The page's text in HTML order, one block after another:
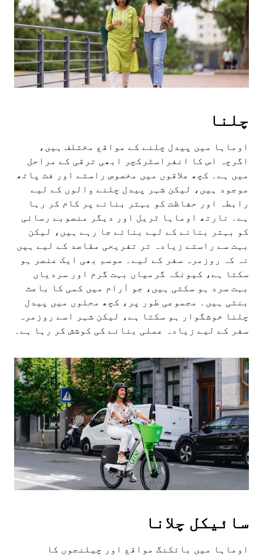
escape
button
to
close
the
calendar.
چلنا
اوماہا میں پیدل چلنے کے مواقع مختلف ہیں،
اگرچہ اس کا انفراسٹرکچر ابھی ترقی کے مراحل
میں ہے۔ کچھ علاقوں میں مخصوص راستے اور فٹ پاتھ
موجود ہیں، لیکن شہر پیدل چلنے والوں کے لیے
رابطہ اور حفاظت کو بہتر بنانے پر کام کر رہا
ہے۔ نارتھ اوماہا ٹریل اور دیگر منصوبے رسائی
کو بہتر بنانے کے لیے بنائے جا رہے ہیں، لیکن
بہت سے راستے زیادہ تر تفریحی مقاصد کے لیے ہیں
نہ کہ روزمرہ سفر کے لیے۔ موسم بھی ایک عنصر ہو
سکتا ہے، کیونکہ گرمیاں بہت گرم اور سردیاں
بہت سرد ہو سکتی ہیں، جو آرام میں کمی کا باعث
بنتی ہیں۔ مجموعی طور پر، کچھ محلوں میں پیدل
چلنا خوشگوار ہو سکتا ہے، لیکن شہر اسے روزمرہ
سفر کے لیے زیادہ عملی بنانے کی کوشش کر رہا ہے۔
سائیکل چلانا
اوماہا میں بائکنگ مواقع اور چیلنجوں کا